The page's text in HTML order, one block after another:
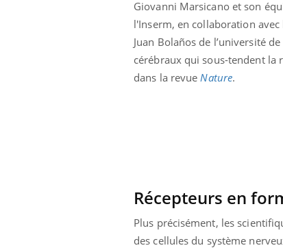
Giovanni Marsicano et son
l'Inserm, en collaboration avec
Juan Bolaños de l’université
cérébraux qui sous-tendent la
dans la revue Nature.
Récepteurs en
Plus précisément, les
des cellules du système